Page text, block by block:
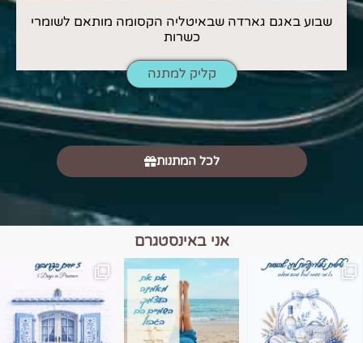
שבוע באגם גארדה שבאיטליה הקסומה מותאם לשומרי
כשרות
קליק למתנה
לכל המתנות
אני באינסטגרם
הם הגבול 💙🩵